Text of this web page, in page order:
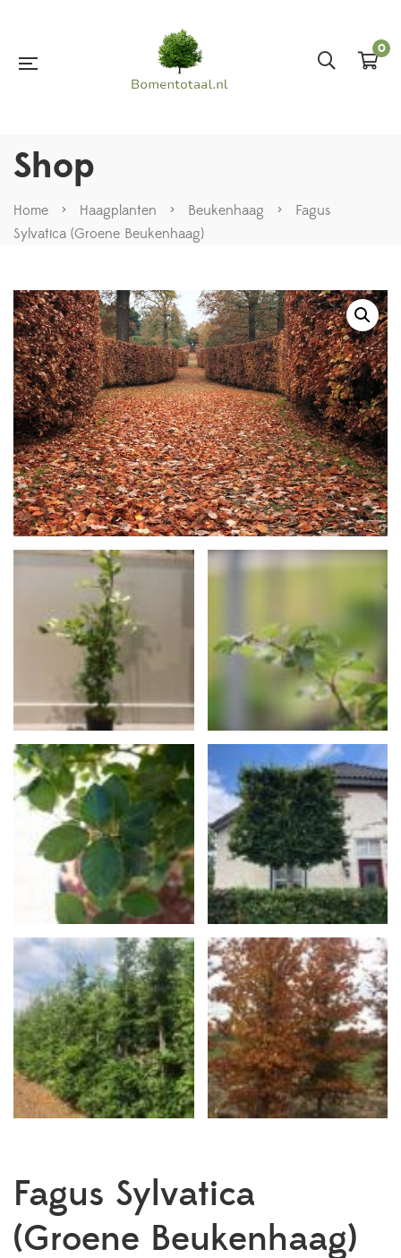
0
Shop
Home > Haagplanten > Beukenhaag >
Fagus
Sylvatica (Groene Beukenhaag)
Fagus Sylvatica
(Groene Beukenhaag)